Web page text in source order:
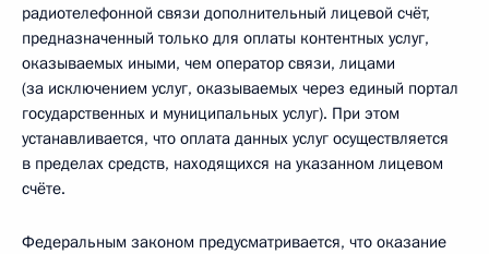
радиотелефонной связи дополнительный лицевой счёт,
предназначенный только для оплаты контентных услуг,
оказываемых иными, чем оператор связи, лицами
(за исключением услуг, оказываемых через единый портал
государственных и муниципальных услуг). При этом
устанавливается, что оплата данных услуг осуществляется
в пределах средств, находящихся на указанном лицевом
счёте.
Федеральным законом предусматривается, что оказание